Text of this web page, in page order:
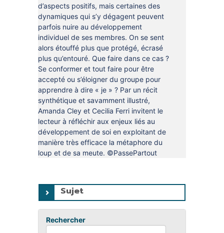
TOUS LES SERVICES
d’aspects positifs, mais certaines des
dynamiques qui s’y dégagent peuvent
parfois nuire au développement
individuel de ses membres. On se sent
alors étouffé plus que protégé, écrasé
plus qu’entouré. Que faire dans ce cas ?
Se conformer et tout faire pour être
accepté ou s’éloigner du groupe pour
apprendre à dire « je » ? Par un récit
synthétique et savamment illustré,
Amanda Cley et Cecilia Ferri invitent le
lecteur à réfléchir aux enjeux liés au
développement de soi en exploitant de
manière très efficace la métaphore du
loup et de sa meute. ©PassePartout
Sujet
Rechercher